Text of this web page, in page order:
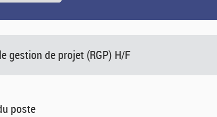
gestion de projet (RGP) H/F
poste